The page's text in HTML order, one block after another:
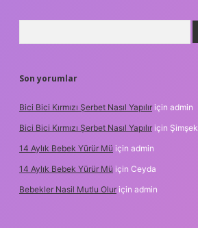
Son yorumlar
Bici Bici Kırmızı Şerbet Nasıl Yapılır için admin
Bici Bici Kırmızı Şerbet Nasıl Yapılır için Şimşek
14 Aylık Bebek Yürür Mü için admin
14 Aylık Bebek Yürür Mü için Ceyda
Bebekler Nasil Mutlu Olur için admin